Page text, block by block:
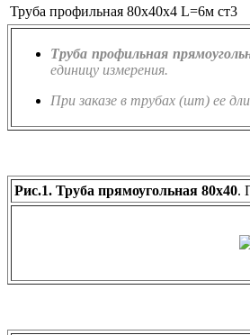
Труба профильная 80х40х4 L=6м ст3
Труба профильная
единицу измерения.
При заказе в трубах (шт) ее
Рис.1. Труба прямоугольная 80х40.